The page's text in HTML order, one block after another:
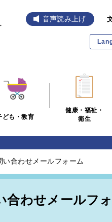
音声読み上げ
ども・教育
健康・福祉・
衛生
い合わせメールフォーム
合わせメールフ